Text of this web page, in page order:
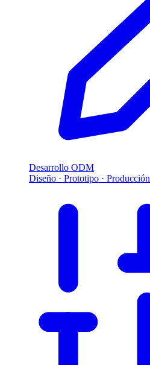
Desarrollo ODM
Diseño · Prototipo · Producción